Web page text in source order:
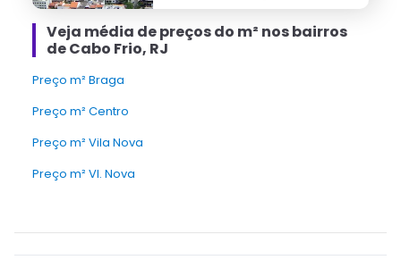
Veja média de preços do m² nos bairros
de Cabo Frio, RJ
Preço m² Braga
Preço m² Centro
Preço m² Vila Nova
Preço m² Vl. Nova